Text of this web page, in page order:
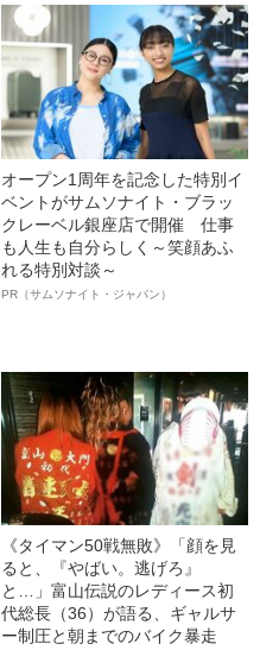
オープン1周年を記念した特別イ
ベントがサムソナイト・ブラッ
クレーベル銀座店で開催 仕事
も人生も自分らしく～笑顔あふ
れる特別対談～
PR（サムソナイト・ジャパン）
《タイマン50戦無敗》「顔を見
ると、『やばい。逃げろ』
と…」富山伝説のレディース初
代総長（36）が語る、ギャルサ
ー制圧と朝までのバイク暴走